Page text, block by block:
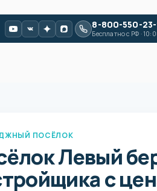
8-800-550-
Бесплатно с РФ ·
ПОСЁЛОК
Левый
с